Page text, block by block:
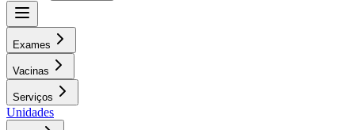
Exames
Vacinas
Serviços
Unidades